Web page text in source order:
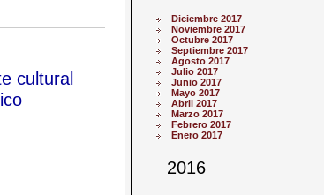
cultural
Diciembre 2017
Noviembre 2017
Octubre 2017
Septiembre 2017
Agosto 2017
Julio 2017
Junio 2017
Mayo 2017
Abril 2017
Marzo 2017
Febrero 2017
Enero 2017
2016